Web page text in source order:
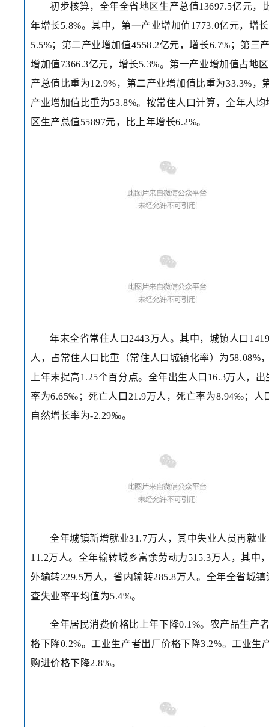
初步核算，全年全省地区生产总值13697.5亿元，
年增长5.8%。其中，第一产业增加值1773.0亿元，增长
5.5%；第二产业增加值4558.2亿元，增长6.7%；第三
增加值7366.3亿元，增长5.3%。第一产业增加值占地
产总值比重为12.9%，第二产业增加值比重为33.3%，
产业增加值比重为53.8%。按常住人口计算，全年人均
区生产总值55897元，比上年增长6.2%。
年末全省常住人口2443万人。其中，城镇人口
人，占常住人口比重（常住人口城镇化率）为58.08%
上年末提高1.25个百分点。全年出生人口16.3万人，出
率为6.65‰；死亡人口21.9万人，死亡率为8.94‰；人
自然增长率为-2.29‰。
全年城镇新增就业31.7万人，其中失业人员再就业
11.2万人。全年输转城乡富余劳动力515.3万人，其中
外输转229.5万人，省内输转285.8万人。全年全省城镇
查失业率平均值为5.4%。
全年居民消费价格比上年下降0.1%。农产品生产
格下降0.2%。工业生产者出厂价格下降3.2%。工业生
购进价格下降2.8%。